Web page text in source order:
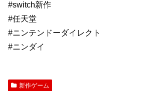
#switch新作
#任天堂
#ニンテンドーダイレクト
#ニンダイ
新作ゲーム